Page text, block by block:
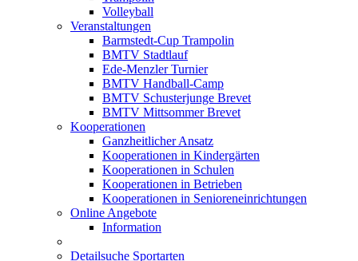
Volleyball
Veranstaltungen
Barmstedt-Cup Trampolin
BMTV Stadtlauf
Ede-Menzler Turnier
BMTV Handball-Camp
BMTV Schusterjunge Brevet
BMTV Mittsommer Brevet
Kooperationen
Ganzheitlicher Ansatz
Kooperationen in Kindergärten
Kooperationen in Schulen
Kooperationen in Betrieben
Kooperationen in Senioreneinrichtungen
Online Angebote
Information
Detailsuche Sportarten